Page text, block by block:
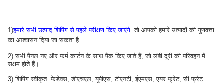
1)हमारे सभी उत्पाद शिपिंग से पहले परीक्षण किए जाएंगे .तो आपको हमारे उत्पादों की गुणवत्ता
का आश्वासन दिया जा सकता है
2) सभी पैनल नए और फर्म कार्टन के साथ पैक किए जाते हैं, जो लंबी दूरी की परिवहन में
सक्षम होते हैं।
3) शिपिंग स्वीकृत: फेडेक्स, डीएचएल, यूपीएस, टीएनटी, ईएमएस, एयर फ्रेट, सी फ्रेट